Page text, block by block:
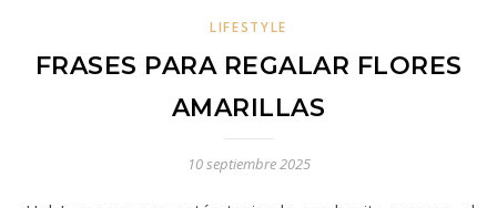
LIFESTYLE
FRASES PARA REGALAR FLORES
AMARILLAS
10 septiembre 2025